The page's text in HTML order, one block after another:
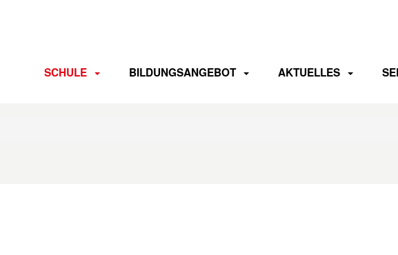
SCHULE BILDUNGSANGEBOT AKTUELLES